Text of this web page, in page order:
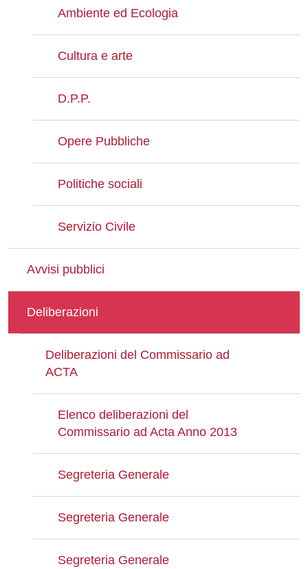
Ambiente ed Ecologia
Cultura e arte
D.P.P.
Opere Pubbliche
Politiche sociali
Servizio Civile
Avvisi pubblici
Deliberazioni
Deliberazioni del Commissario ad
ACTA
Elenco deliberazioni del
Commissario ad Acta Anno 2013
Segreteria Generale
Segreteria Generale
Segreteria Generale